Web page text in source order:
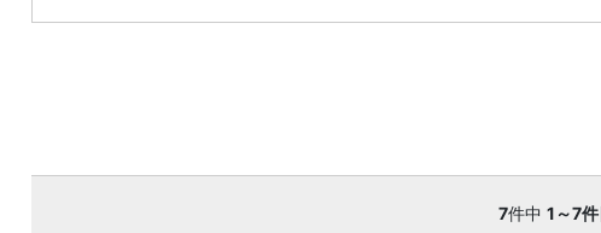
7件中 1～7件